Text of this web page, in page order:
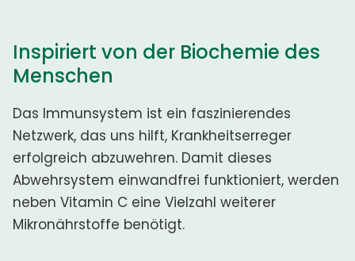
Inspiriert von der Biochemie des
Menschen
Das Immunsystem ist ein faszinierendes
Netzwerk, das uns hilft, Krankheitserreger
erfolgreich abzuwehren. Damit dieses
Abwehrsystem einwandfrei funktioniert, werden
neben Vitamin C eine Vielzahl weiterer
Mikronährstoffe benötigt.